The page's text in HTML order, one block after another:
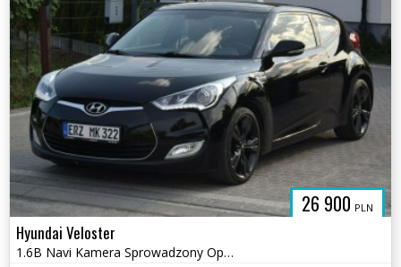
26 900 PLN
Hyundai Veloster
1.6B Navi Kamera Sprowadzony Opłacony